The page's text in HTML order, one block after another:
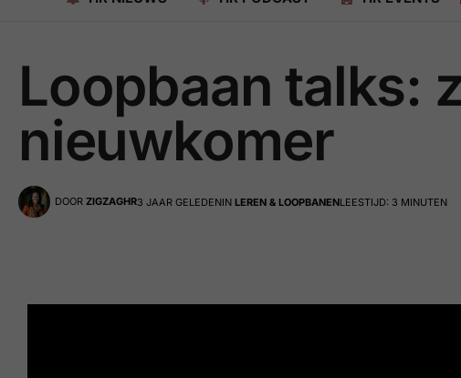
Loopbaan talks:
nieuwkomer
DOOR ZIGZAGHR3 JAAR GELEDENIN LEREN & LOOPBANENLEESTIJD: 3 MINUTEN